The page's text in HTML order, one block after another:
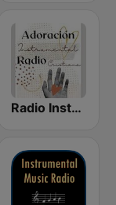
Radio Instrumental Cristiana